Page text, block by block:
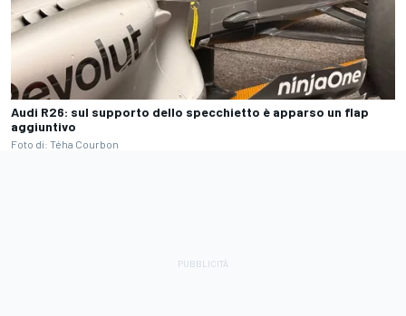
Audi R26: sul supporto dello specchietto è apparso un flap
aggiuntivo
Foto di: Téha Courbon